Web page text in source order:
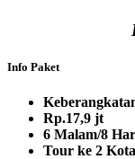
Info Paket
Rp.17,9 jt
6 Malam/8
Tour ke 2